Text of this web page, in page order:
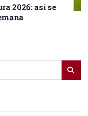
2026: así se